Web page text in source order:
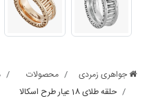
جواهری زمردی محصولات
حلقه طلای 18 عیار طرح اسکالا